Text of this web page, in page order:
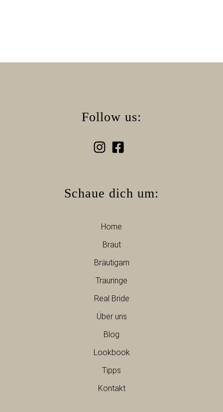
Schaue dich um:
Home
Braut
Bräutigam
Trauringe
Real Bride
Über uns
Blog
Lookbook
Tipps
Kontakt
Follow us: